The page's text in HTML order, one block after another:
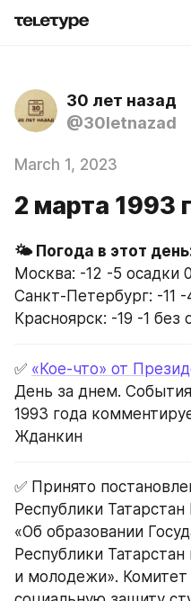
30 лет назад
@30letnazad
March 1, 2023
2 марта 1993
Москва: -12 -5 осадки
Санкт-Петербург: -11
Красноярск: -19 -1 без
✅ «Кое-что» от
День за днем.
1993 года
Жданкин
✅ Принято
Республики Татарстан
«Об образовании
Республики
и молодежи».